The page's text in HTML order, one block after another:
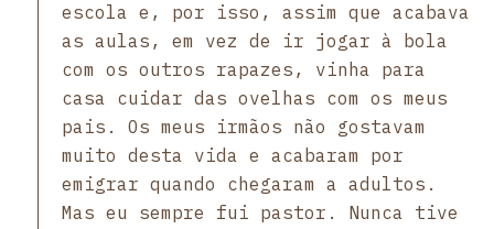
escola e, por isso, assim que acabava
as aulas, em vez de ir jogar à bola
com os outros rapazes, vinha para
casa cuidar das ovelhas com os meus
pais. Os meus irmãos não gostavam
muito desta vida e acabaram por
emigrar quando chegaram a adultos.
Mas eu sempre fui pastor. Nunca tive